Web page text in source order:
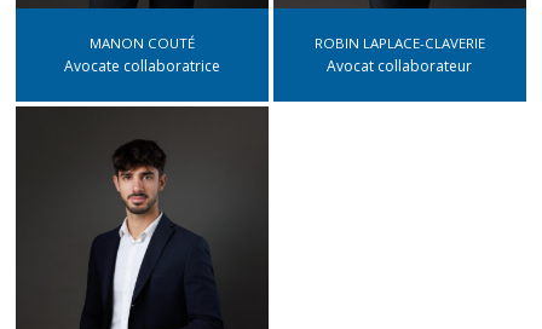
MANON COUTÉ
Avocate collaboratrice
ROBIN LAPLACE-CLAVERIE
Avocat collaborateur